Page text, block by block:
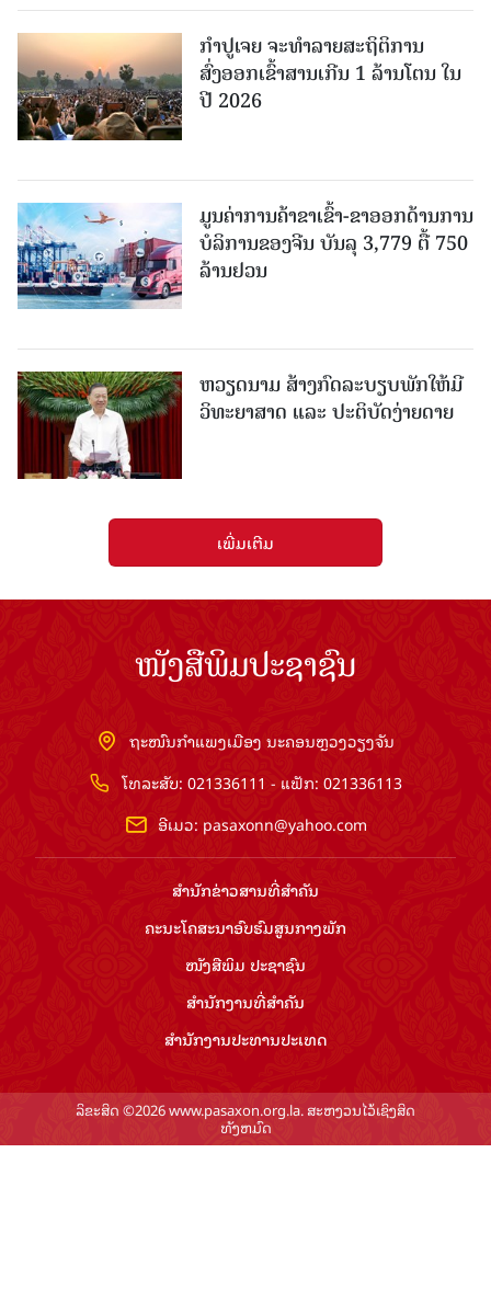
ກຳປູເຈຍ ຈະທຳລາຍສະຖິຕິການ
ສົ່ງອອກເຂົ້າສານເກີນ 1 ລ້ານໂຕນ ໃນ
ປີ 2026
ມູນຄ່າການຄ້າຂາເຂົ້າ-ຂາອອກດ້ານການ
ບໍລິການຂອງຈີນ ບັນລຸ 3,779 ຕື້ 750
ລ້ານຢວນ
ຫວຽດນາມ ສ້າງກົດລະບຽບພັກໃຫ້ມີ
ວິທະຍາສາດ ແລະ ປະຕິບັດງ່າຍດາຍ
ເພີ່ມເຕີມ
ໜັງສືພິມປະຊາຊົນ
ຖະໜົນກຳແພງເມືອງ ນະຄອນຫຼວງວຽງຈັນ
ໂທລະສັບ: 021336111 - ແຟັກ: 021336113
ອີເມວ: pasaxonn@yahoo.com
ສຳ​ນັກ​ຂ່າວ​ສານ​ທີ່​ສຳ​ຄັນ​
ຄະນະໂຄສະນາອົບຮົມ​ສູນ​ກາງ​ພັກ
ໜັງສືພິມ ປະ​ຊາ​ຊົນ
ສຳ​ນັກ​ງານ​ທີ່​ສຳ​ຄັນ
ສຳ​ນັກ​ງານ​ປະ​ທານ​ປະ​ເທດ
ລິຂະສິດ ©2026 www.pasaxon.org.la. ສະຫງວນໄວ້ເຊິງສິດ
ທັງຫມົດ